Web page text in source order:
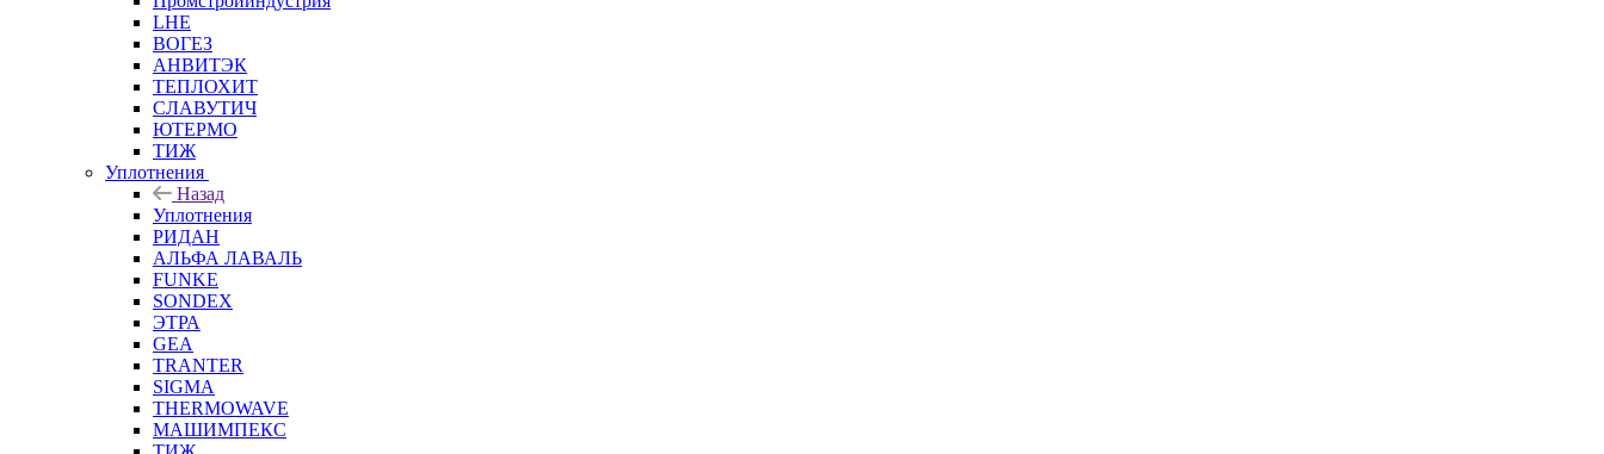
LHE
ВОГЕЗ
АНВИТЭК
ТЕПЛОХИТ
СЛАВУТИЧ
ЮТЕРМО
ТИЖ
Уплотнения
Назад
Уплотнения
РИДАН
АЛЬФА ЛАВАЛЬ
FUNKE
SONDEX
ЭТРА
GEA
TRANTER
SIGMA
THERMOWAVE
МАШИМПЕКС